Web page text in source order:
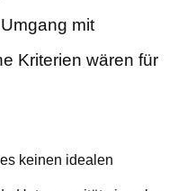
mit
Kriterien wären für
keinen idealen